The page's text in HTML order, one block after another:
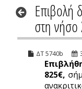
Επιβολή
στη νήσο
ΔΤ 5740b
825€,